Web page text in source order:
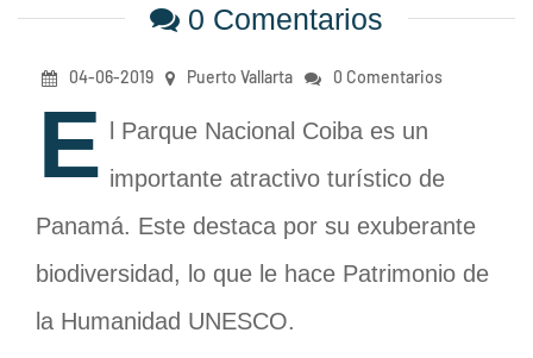
0 Comentarios
04-06-2019 Puerto Vallarta 0 Comentarios
E
l Parque Nacional Coiba es un
importante atractivo turístico de
Panamá. Este destaca por su exuberante
biodiversidad, lo que le hace Patrimonio de
la Humanidad UNESCO.